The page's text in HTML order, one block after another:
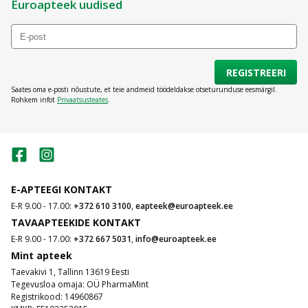
D-vitamiin;
C-vitamiin;
kaalium.
Tundes vitamiinide tüüpe, on väga oluline katsetada nende
pakub vitamiine ja mineraale, mis on loodud vastavalt inimeste
spetsiifilistele vajadustele, näiteks vitamiinid juustele, vitamiinid
tarbijarühmadele, näiteks vitamiinid lastele, vitamiinid rasedatele,
vitamiinid meestele, vitamiinid naistele ja vitamiinid eakatele.
Millisel kujul vitamiine on olemas?
Euroapteek.ee e-apteegis
tabletid;
lahustuvad tabletid;
kapslid;
Euroapteek uudised
REGISTREERI
Saates oma e-posti nõustute, et teie andmeid töödeldakse otseturunduse eesmärgil.
Rohkem infot Privaatsusteates.
E-APTEEGI KONTAKT
E-R 9.00 - 17.00: +372 610 3100,eapteek@euroapteek.ee
TAVAAPTEEKIDE KONTAKT
E-R 9.00 - 17.00: +372 667 5031,info@euroapteek.ee
Mint apteek
Taevakivi 1, Tallinn 13619 Eesti
Tegevusloa omaja: OÜ PharmaMint
Registrikood: 14960867